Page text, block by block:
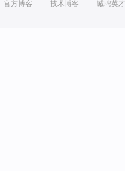
官方博客 技术博客 诚聘英才